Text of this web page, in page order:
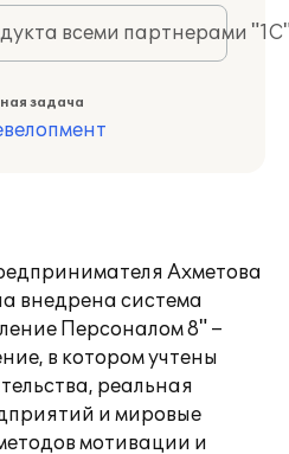
всеми партнерами
задача
Ахметова
внедрена система
Персоналом 8" –
в котором учтены
реальная
и мировые
мотивации и